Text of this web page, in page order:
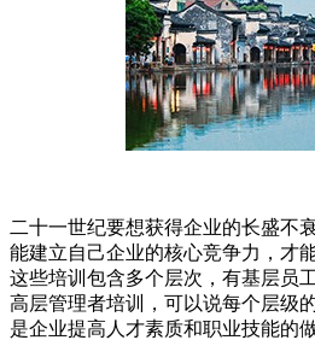
二十一世纪要想获得企业的长盛不
能建立自己企业的核心竞争力，才
这些培训包含多个层次，有基层员
高层管理者培训，可以说每个层级
是企业提高人才素质和职业技能的